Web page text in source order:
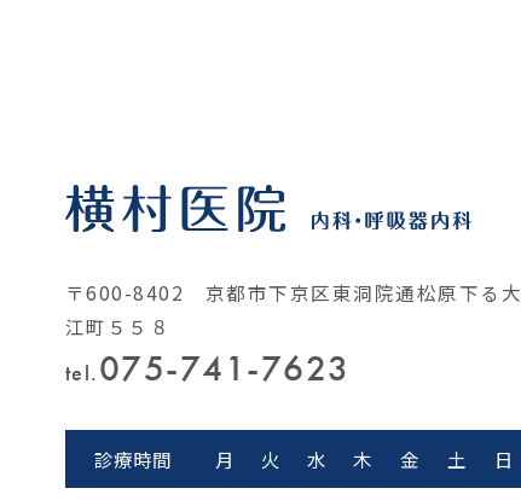
〒600-8402 京都市下京区東洞院通松原下る大
江町５５８
tel.075-741-7623
診療時間 月 火 水 木 金 土 日